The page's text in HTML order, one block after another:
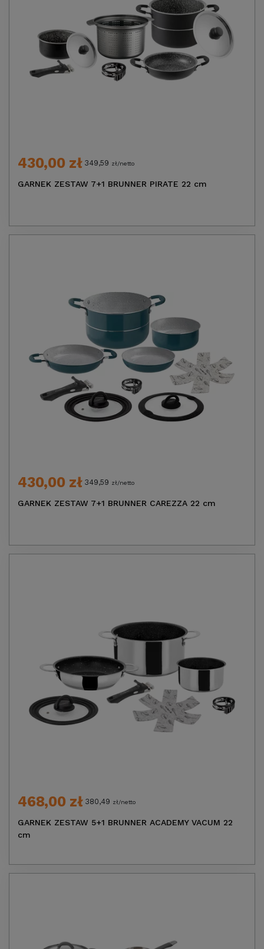
430,00 zł 349,59 zł/netto
GARNEK ZESTAW 7+1 BRUNNER PIRATE 22 cm
430,00 zł 349,59 zł/netto
GARNEK ZESTAW 7+1 BRUNNER CAREZZA 22 cm
468,00 zł 380,49 zł/netto
GARNEK ZESTAW 5+1 BRUNNER ACADEMY VACUM 22
cm